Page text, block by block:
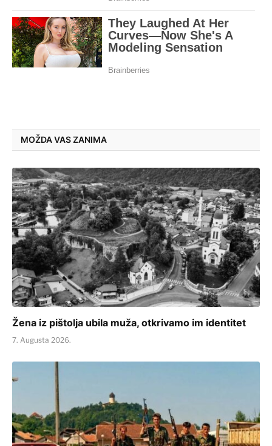
MOŽDA VAS ZANIMA
Žena iz pištolja ubila muža, otkrivamo im identitet
7. Augusta 2026.